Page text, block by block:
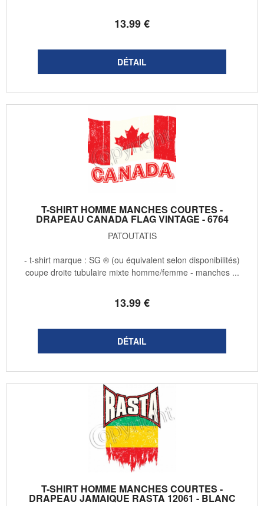
13.99€
T-SHIRT HOMME MANCHES COURTES -
DRAPEAU CANADA FLAG VINTAGE - 6764
PATOUTATIS
13.99€
- t-shirt marque : SG ® (ou équivalent selon disponibilités)
coupe droite tubulaire mixte homme/femme - manches ...
T-SHIRT HOMME MANCHES COURTES -
DRAPEAU JAMAIQUE RASTA 12061 - BLANC